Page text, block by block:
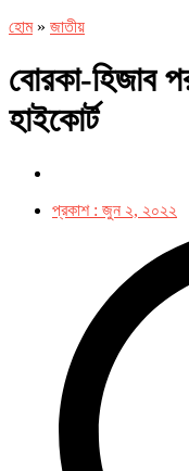
হোম» জাতীয়
বোরকা-হিজাব
হাইকোর্ট
প্রকাশ : জুন ২, ২০২২